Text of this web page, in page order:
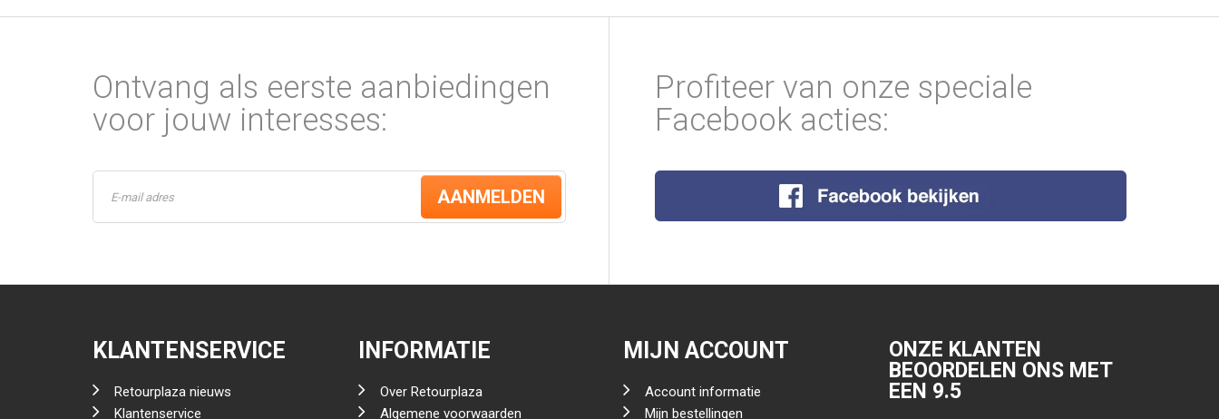
Ontvang als eerste aanbiedingen
voor jouw interesses:
AANMELDEN
Profiteer van onze speciale
Facebook acties:
KLANTENSERVICE
Retourplaza nieuws
Klantenservice
INFORMATIE
Over Retourplaza
Algemene voorwaarden
MIJN ACCOUNT
Account informatie
Mijn bestellingen
ONZE KLANTEN
BEOORDELEN ONS MET
EEN 9.5